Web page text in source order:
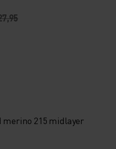
merino 215 midlayer